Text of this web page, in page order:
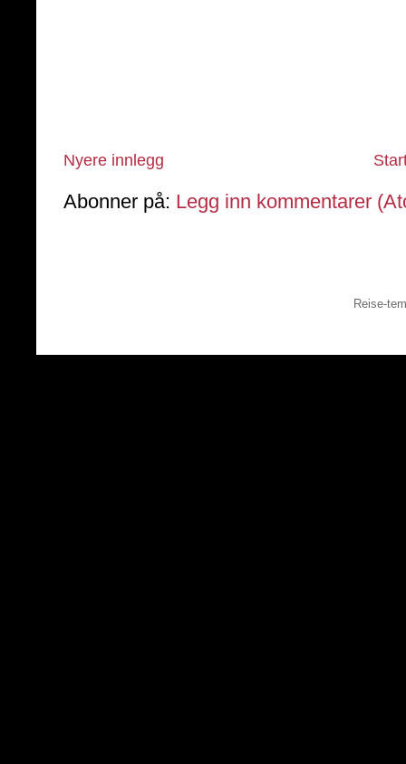
Nyere innlegg
Abonner på: Legg inn kommentarer
Reise-